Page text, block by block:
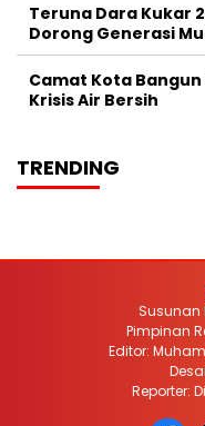
Teruna Dara Kukar
Dorong Generasi
Camat Kota
Krisis Air Bersih
TRENDING
Susunan
Pimpinan
Editor:
Reporter: